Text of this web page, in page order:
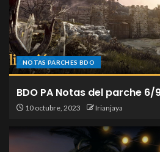
NOTAS PARCHES BDO
BDO PA Notas del parche 6/
10 octubre, 2023 Irianjaya